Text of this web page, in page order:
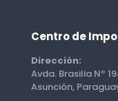
Centro de
Dirección:
Avda. Brasilia Nº
Asunción,